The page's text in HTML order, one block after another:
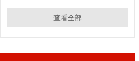
查看全部